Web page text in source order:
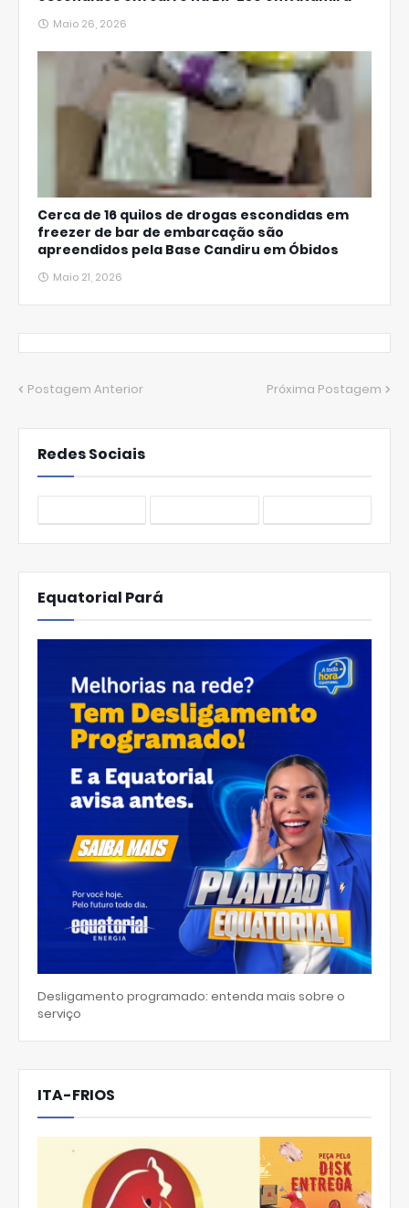
Maio 26, 2026
Cerca de 16 quilos de drogas escondidas em
freezer de bar de embarcação são
apreendidos pela Base Candiru em Óbidos
Maio 21, 2026
Postagem Anterior Próxima Postagem
Redes Sociais
Equatorial Pará
Desligamento programado: entenda mais sobre o
serviço
ITA-FRIOS